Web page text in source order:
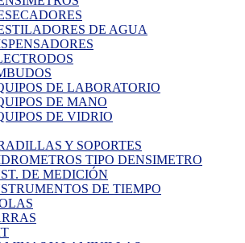
DE AGUA
DE LABORATORIO
DE MANO
DE VIDRIO
Y SOPORTES
TIPO DENSIMETRO
DE MEDICIÓN
DE TIEMPO